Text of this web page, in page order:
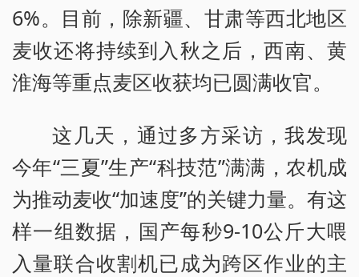
6%。目前，除新疆、甘肃等西北地区
麦收还将持续到入秋之后，西南、黄
淮海等重点麦区收获均已圆满收官。
这几天，通过多方采访，我发现
今年“三夏”生产“科技范”满满，农机成
为推动麦收“加速度”的关键力量。有这
样一组数据，国产每秒9-10公斤大喂
入量联合收割机已成为跨区作业的主